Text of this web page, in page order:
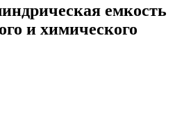
емкость
и химического